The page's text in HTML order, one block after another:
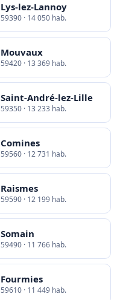
Lys-lez-Lannoy
59390 · 14 050 hab.
Mouvaux
59420 · 13 369 hab.
Saint-André-lez-Lille
59350 · 13 233 hab.
Comines
59560 · 12 731 hab.
Raismes
59590 · 12 199 hab.
Somain
59490 · 11 766 hab.
Fourmies
59610 · 11 449 hab.